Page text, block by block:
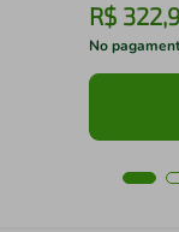
R$ 322,
No